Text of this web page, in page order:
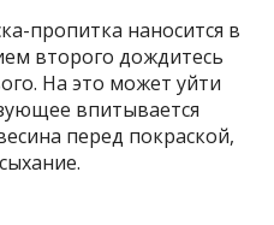
пропитка наносится в
второго дождитесь
На это может уйти
впитывается
перед покраской,